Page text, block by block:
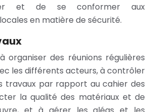
et de se conformer aux
en matière de sécurité.
organiser des réunions régulières
les différents acteurs, à contrôler
travaux par rapport au cahier des
la qualité des matériaux et de